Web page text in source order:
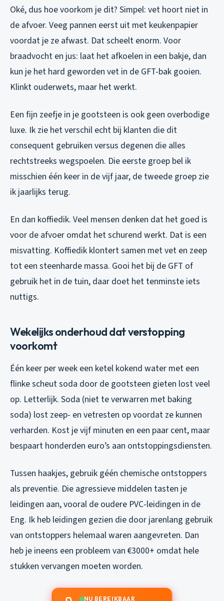
Oké, dus hoe voorkom je dit? Simpel: vet hoort niet in
de afvoer. Veeg pannen eerst uit met keukenpapier
voordat je ze afwast. Dat scheelt enorm. Voor
braadvocht en jus: laat het afkoelen in een bakje, dan
kun je het hard geworden vet in de GFT-bak gooien.
Klinkt ouderwets, maar het werkt.
Een fijn zeefje in je gootsteen is ook geen overbodige
luxe. Ik zie het verschil echt bij klanten die dit
consequent gebruiken versus degenen die alles
rechtstreeks wegspoelen. Die eerste groep bel ik
misschien één keer in de vijf jaar, de tweede groep zie
ik jaarlijks terug.
En dan koffiedik. Veel mensen denken dat het goed is
voor de afvoer omdat het schurend werkt. Dat is een
misvatting. Koffiedik klontert samen met vet en zeep
tot een steenharde massa. Gooi het bij de GFT of
gebruik het in de tuin, daar doet het tenminste iets
nuttigs.
Wekelijks onderhoud dat verstopping
voorkomt
Één keer per week een ketel kokend water met een
flinke scheut soda door de gootsteen gieten lost veel
op. Letterlijk. Soda (niet te verwarren met baking
soda) lost zeep- en vetresten op voordat ze kunnen
verharden. Kost je vijf minuten en een paar cent, maar
bespaart honderden euro’s aan ontstoppingsdiensten.
Tussen haakjes, gebruik géén chemische ontstoppers
als preventie. Die agressieve middelen tasten je
leidingen aan, vooral de oudere PVC-leidingen in de
Eng. Ik heb leidingen gezien die door jarenlang gebruik
van ontstoppers helemaal waren aangevreten. Dan
heb je ineens een probleem van €3000+ omdat hele
stukken vervangen moeten worden.
NU BEREIKBAAR